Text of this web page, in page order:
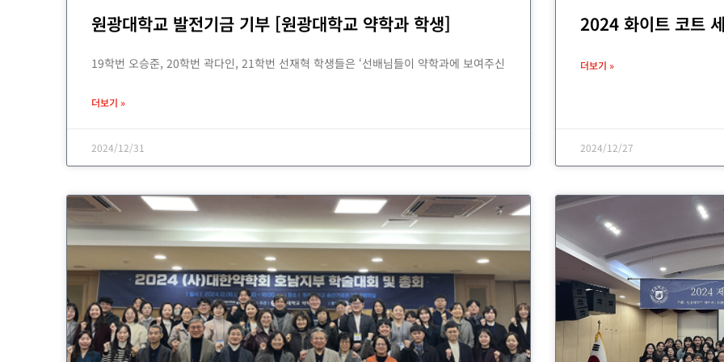
원광대학교 발전기금 기부 [원광대학교 약학과 학생]
19학번 오승준, 20학번 곽다인, 21학번 선재혁 학생들은 ‘선배님들이 약학과에 보여주신
더보기 »
2024/12/31
2024 화이트 코트
더보기 »
2024/12/27